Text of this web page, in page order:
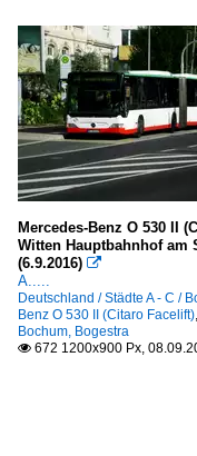
Mercedes-Benz O 530 II
Witten Hauptbahnhof am
(6.9.2016) 
A.....
Deutschland / Städte A - C /
Benz O 530 II (Citaro Facelift),
Bochum, Bogestra
 672 1200x900 Px,